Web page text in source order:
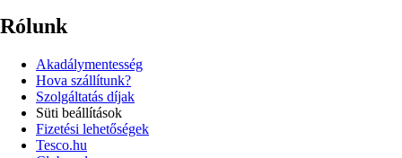
Rólunk
Akadálymentesség
Hova szállítunk?
Szolgáltatás díjak
Süti beállítások
Fizetési lehetőségek
Tesco.hu